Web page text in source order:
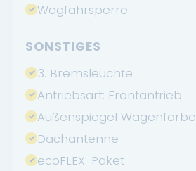
Wegfahrsperre
SONSTIGES
3. Bremsleuchte
Antriebsart: Frontantrieb
Außenspiegel Wagenfarbe
Dachantenne
ecoFLEX-Paket